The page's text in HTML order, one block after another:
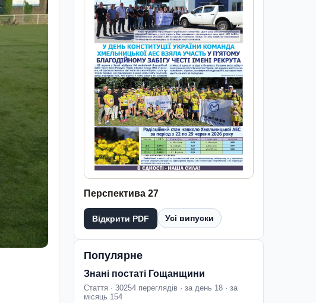
Перспектива 27
Відкрити PDF Усі випуски
Популярне
Знані постаті Гощанщини
Стаття · 30254 переглядів · за день 18 · за
місяць 154